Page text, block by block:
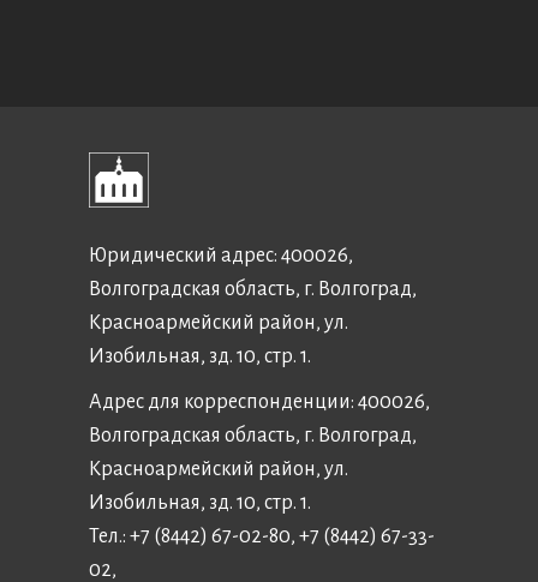
Юридический адрес: 400026,
Волгоградская область, г. Волгоград,
Красноармейский район, ул.
Изобильная, зд. 10, стр. 1.
Адрес для корреспонденции: 400026,
Волгоградская область, г. Волгоград,
Красноармейский район, ул.
Изобильная, зд. 10, стр. 1.
Тел.: +7 (8442) 67-02-80, +7 (8442) 67-33-
02,